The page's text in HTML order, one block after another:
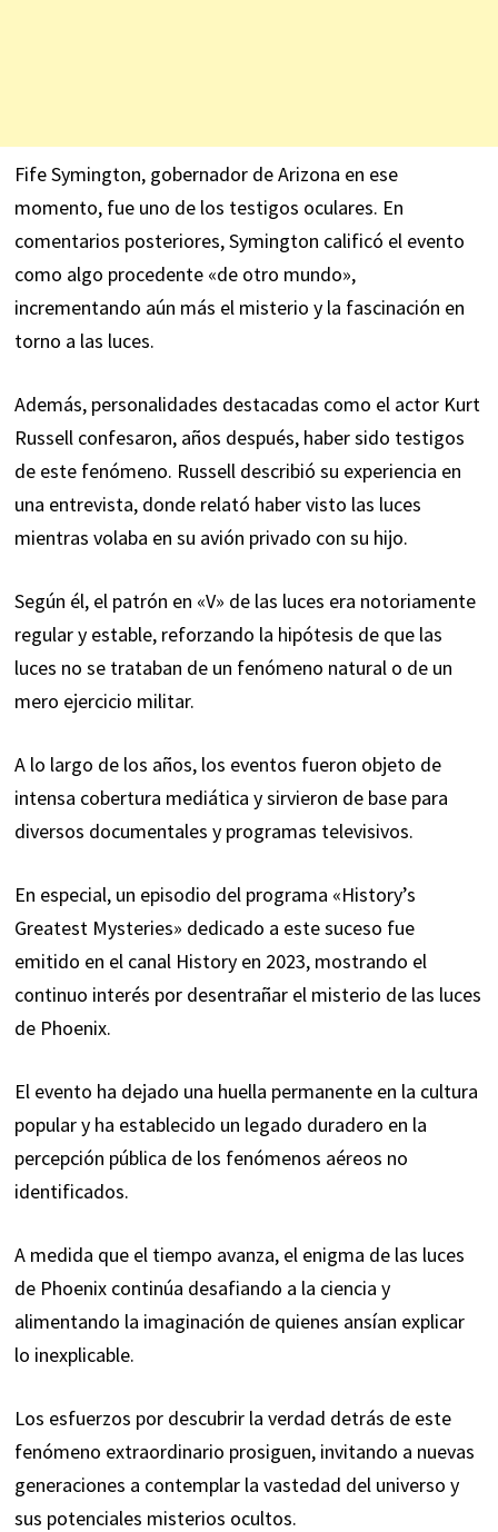
Fife Symington, gobernador de Arizona en ese
momento, fue uno de los testigos oculares. En
comentarios posteriores, Symington calificó el evento
como algo procedente «de otro mundo»,
incrementando aún más el misterio y la fascinación en
torno a las luces.
Además, personalidades destacadas como el actor Kurt
Russell confesaron, años después, haber sido testigos
de este fenómeno. Russell describió su experiencia en
una entrevista, donde relató haber visto las luces
mientras volaba en su avión privado con su hijo.
Según él, el patrón en «V» de las luces era notoriamente
regular y estable, reforzando la hipótesis de que las
luces no se trataban de un fenómeno natural o de un
mero ejercicio militar.
A lo largo de los años, los eventos fueron objeto de
intensa cobertura mediática y sirvieron de base para
diversos documentales y programas televisivos.
En especial, un episodio del programa «History’s
Greatest Mysteries» dedicado a este suceso fue
emitido en el canal History en 2023, mostrando el
continuo interés por desentrañar el misterio de las luces
de Phoenix.
El evento ha dejado una huella permanente en la cultura
popular y ha establecido un legado duradero en la
percepción pública de los fenómenos aéreos no
identificados.
A medida que el tiempo avanza, el enigma de las luces
de Phoenix continúa desafiando a la ciencia y
alimentando la imaginación de quienes ansían explicar
lo inexplicable.
Los esfuerzos por descubrir la verdad detrás de este
fenómeno extraordinario prosiguen, invitando a nuevas
generaciones a contemplar la vastedad del universo y
sus potenciales misterios ocultos.